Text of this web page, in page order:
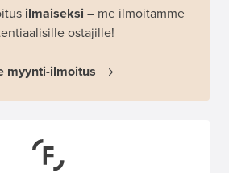
ilmaiseksi – me ilmoitamme
ostajille!
myynti-ilmoitus